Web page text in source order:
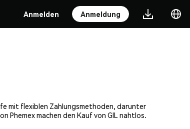
Anmelden Anmeldung
mit flexiblen Zahlungsmethoden, darunter
machen den Kauf von GIL nahtlos.